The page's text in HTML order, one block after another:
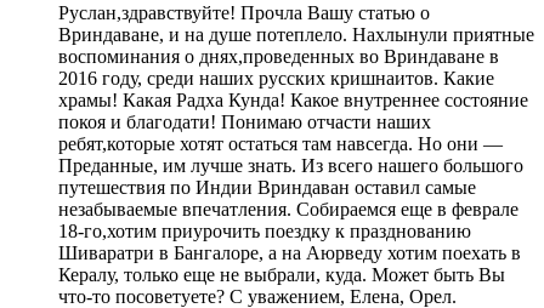
Руслан,здравствуйте! Прочла Вашу статью о
Вриндаване, и на душе потеплело. Нахлынули приятные
воспоминания о днях,проведенных во Вриндаване в
2016 году, среди наших русских кришнаитов. Какие
храмы! Какая Радха Кунда! Какое внутреннее состояние
покоя и благодати! Понимаю отчасти наших
ребят,которые хотят остаться там навсегда. Но они —
Преданные, им лучше знать. Из всего нашего большого
путешествия по Индии Вриндаван оставил самые
незабываемые впечатления. Собираемся еще в феврале
18-го,хотим приурочить поездку к празднованию
Шиваратри в Бангалоре, а на Аюрведу хотим поехать в
Кералу, только еще не выбрали, куда. Может быть Вы
что-то посоветуете? С уважением, Елена, Орел.